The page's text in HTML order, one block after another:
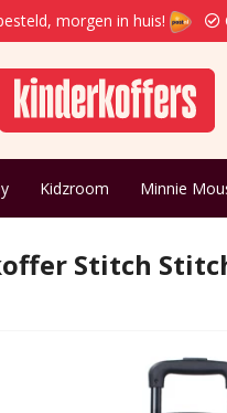
morgen in huis!
Kidzroom Minnie
Stitch